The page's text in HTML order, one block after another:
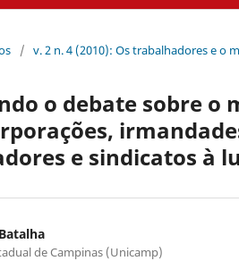
/ v. 2 n. 4 (2010): Os trabalhadores e o
o debate sobre o
e sindicatos à
de Campinas (Unicamp)